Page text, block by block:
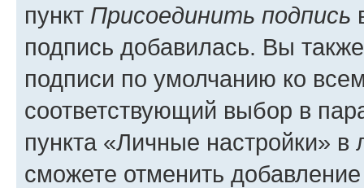
пункт Присоединить подпись
подпись добавилась. Вы
подписи по умолчанию ко
соответствующий выбор в
пункта «Личные настройки»
сможете отменить